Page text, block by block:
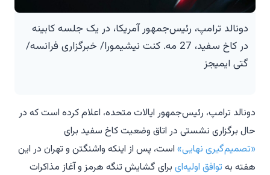
دونالد ترامپ، رئیس‌جمهور آمریکا، در یک جلسه کابینه
در کاخ سفید، 27 مه. کنت نیشیمورا/ خبرگزاری فرانسه/
گتی ایمیجز
دونالد ترامپ، رئیس‌جمهور ایالات متحده، اعلام کرده است که در
حال برگزاری نشستی در اتاق وضعیت کاخ سفید برای
«تصمیم‌گیری نهایی» است، پس از اینکه واشنگتن و تهران در این
هفته به توافق اولیه‌ای برای گشایش تنگه هرمز و آغاز مذاکرات